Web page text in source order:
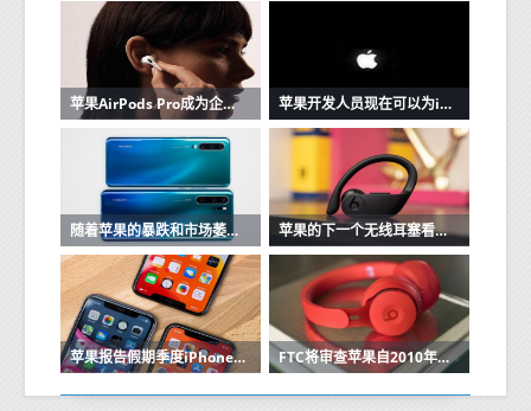
苹果AirPods Pro成为企业家最好朋友的3个原因 苹果开发人员现在可以为iOS和Mac应用程序创建单一购买的应用程序版本
随着苹果的暴跌和市场萎缩，华为在中国保持强大 苹果的下一个无线耳塞看起来很像Beats Powerbeats Pro
苹果报告假期季度iPhone销售强劲 FTC将审查苹果自2010年以来的收购